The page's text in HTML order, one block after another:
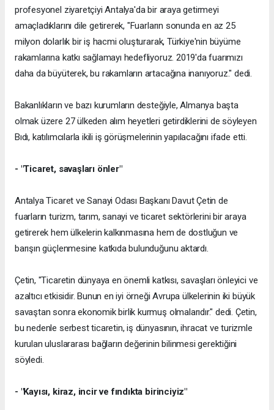
profesyonel ziyaretçiyi Antalya'da bir araya getirmeyi
amaçladıklarını dile getirerek, "Fuarların sonunda en az 25
milyon dolarlık bir iş hacmi oluşturarak, Türkiye'nin büyüme
rakamlarına katkı sağlamayı hedefliyoruz. 2019'da fuarımızı
daha da büyüterek, bu rakamların artacağına inanıyoruz." dedi.
Bakanlıkların ve bazı kurumların desteğiyle, Almanya başta
olmak üzere 27 ülkeden alım heyetleri getirdiklerini de söyleyen
Bıdı, katılımcılarla ikili iş görüşmelerinin yapılacağını ifade etti.
- "Ticaret, savaşları önler"
Antalya Ticaret ve Sanayi Odası Başkanı Davut Çetin de
fuarların turizm, tarım, sanayi ve ticaret sektörlerini bir araya
getirerek hem ülkelerin kalkınmasına hem de dostluğun ve
barışın güçlenmesine katkıda bulunduğunu aktardı.
Çetin, "Ticaretin dünyaya en önemli katkısı, savaşları önleyici ve
azaltıcı etkisidir. Bunun en iyi örneği Avrupa ülkelerinin iki büyük
savaştan sonra ekonomik birlik kurmuş olmalarıdır." dedi. Çetin,
bu nedenle serbest ticaretin, iş dünyasının, ihracat ve turizmle
kurulan uluslararası bağların değerinin bilinmesi gerektiğini
söyledi.
- "Kayısı, kiraz, incir ve fındıkta birinciyiz"